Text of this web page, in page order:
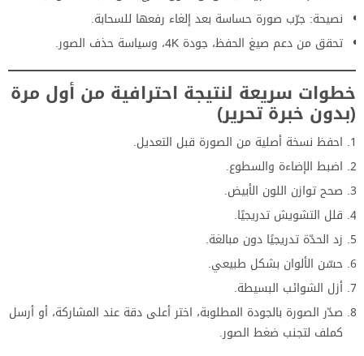
نصيحة: جرّب صورة حساسة بعد إلغاء رفعها للسحابة.
تحقق من دعم صيغ الحفظ، جودة 4K، وسياسة حذف الصور.
خطوات سريعة لنتيجة احترافية من أول مرة
(بدون خبرة تحرير)
احفظ نسخة أصلية من الصورة قبل التعديل.
اضبط الإضاءة والسطوع.
صحح توازن اللون الأبيض.
قلل التشويش تدريجيًا.
زد الحدّة تدريجيًا دون مبالغة.
حسّن الألوان بشكل طبيعي.
أزل الشوائب البسيطة.
صدّر الصورة بالجودة المطلوبة، اختر أعلى دقة عند المشاركة، أو أرسل
كملف لتجنب ضغط الصور.